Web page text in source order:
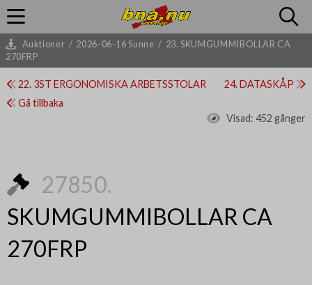
Auktioner / 2026-06-16 Sunne / 23. SKUMGUMMIBOLLAR CA
270FRP
22. 3ST ERGONOMISKA ARBETSSTOLAR
24. DATASKÅP
Gå tillbaka
Visad: 452 gånger
27850.
SKUMGUMMIBOLLAR CA
270FRP